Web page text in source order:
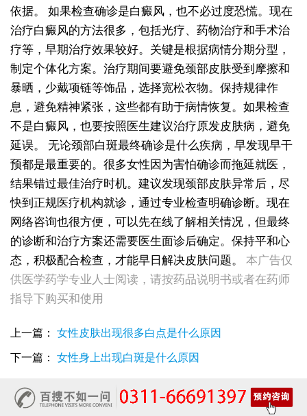
依据。
如果检查确诊是白癜风，也不必过度恐慌。现在
治疗白癜风的方法很多，包括光疗、药物治疗和手术治
疗等，早期治疗效果较好。关键是根据病情分期分型，
制定个体化方案。治疗期间要避免颈部皮肤受到摩擦和
暴晒，少戴项链等饰品，选择宽松衣物。保持规律作
息，避免精神紧张，这些都有助于病情恢复。如果检查
不是白癜风，也要按照医生建议治疗原发皮肤病，避免
延误。
无论颈部白斑最终确诊是什么疾病，早发现早干
预都是最重要的。很多女性因为害怕确诊而拖延就医，
结果错过最佳治疗时机。建议发现颈部皮肤异常后，尽
快到正规医疗机构就诊，通过专业检查明确诊断。现在
网络咨询也很方便，可以先在线了解相关情况，但最终
的诊断和治疗方案还需要医生面诊后确定。保持平和心
态，积极配合检查，才能早日解决皮肤问题。
本广告仅
供医学药学专业人士阅读，请按药品说明书或者在药师
指导下购买和使用
上一篇： 女性皮肤出现很多白点是什么原因
下一篇： 女性身上出现白斑是什么原因
女生脚踝骨节凸起处长白斑 脱色原因与应对方法
女性小腿冒出小白点，浅色斑点是白癜风吗
女性全身零星长浅白点多处小块白斑是什么
女生腰窝长白斑凹陷脱色 警惕白癜风迹象
女性肩膀后侧长白块后背肩颈连接处发白怎么回事
女性膝盖后方腿窝淡白斑是怎么回事 隐蔽处白斑咨询
女生小腿迎面骨长白斑，腿部正面发白解答